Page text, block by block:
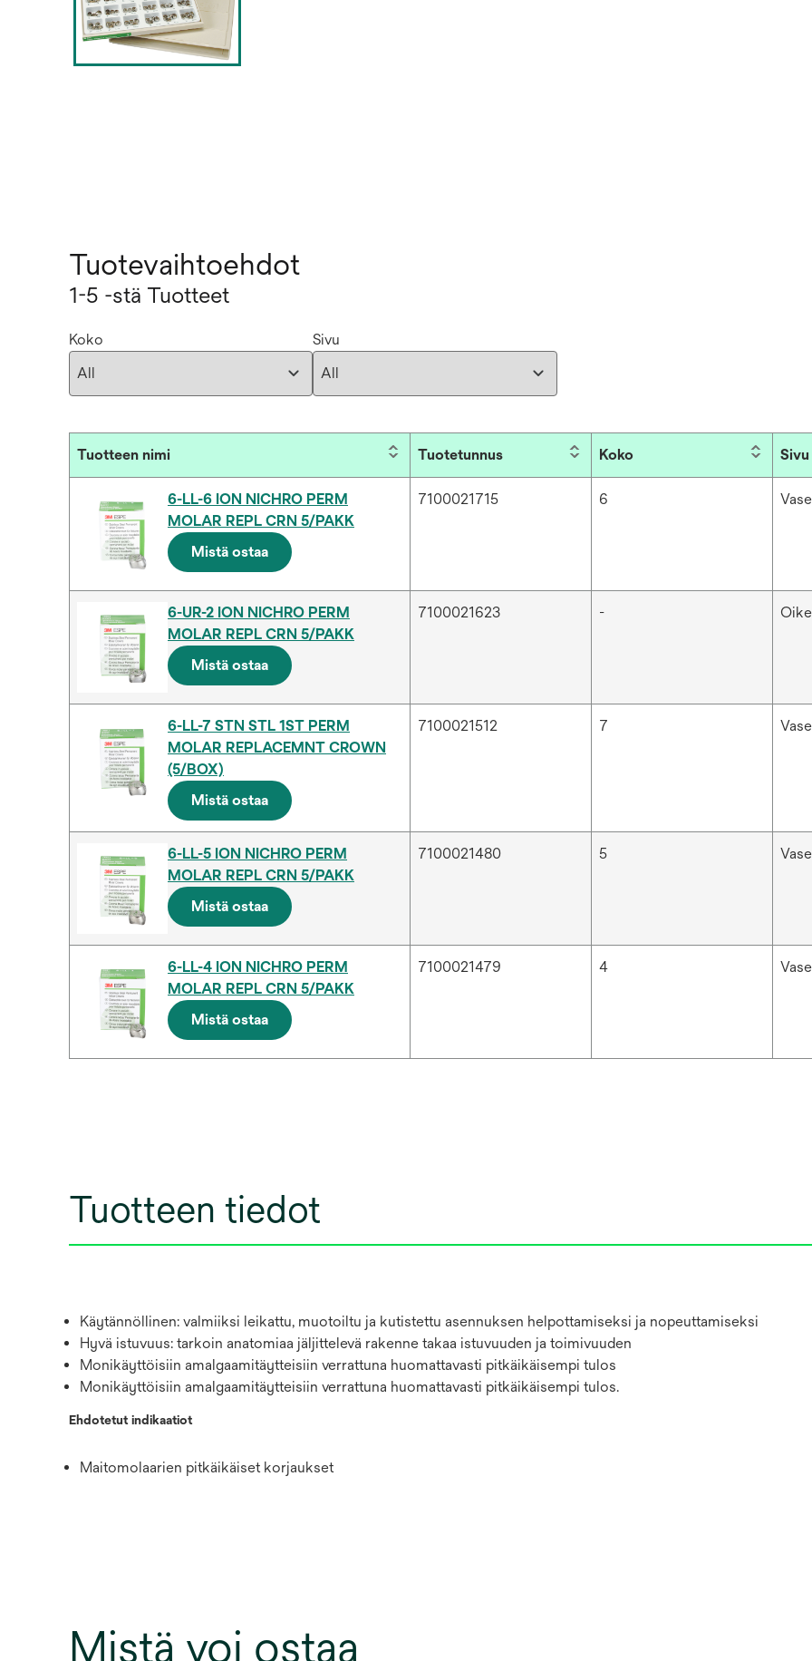
Tuotevaihtoehdot
1-5 -stä Tuotteet
Koko Sivu
Tuotteen nimi Tuotetunnus Koko Sivu
6-LL-6 ION NICHRO PERM
MOLAR REPL CRN 5/PAKK
Mistä ostaa
7100021715 6
6-UR-2 ION NICHRO PERM
MOLAR REPL CRN 5/PAKK
Mistä ostaa
7100021623 -
6-LL-7 STN STL 1ST PERM
MOLAR REPLACEMNT CROWN
(5/BOX)
Mistä ostaa
7100021512 7
6-LL-5 ION NICHRO PERM
MOLAR REPL CRN 5/PAKK
Mistä ostaa
7100021480 5
6-LL-4 ION NICHRO PERM
MOLAR REPL CRN 5/PAKK
Mistä ostaa
7100021479 4
Tuotteen tiedot
Käytännöllinen: valmiiksi leikattu, muotoiltu ja kutistettu asennuksen helpottamiseksi ja nopeuttamiseksi
Hyvä istuvuus: tarkoin anatomiaa jäljittelevä rakenne takaa istuvuuden ja toimivuuden
Monikäyttöisiin amalgaamitäytteisiin verrattuna huomattavasti pitkäikäisempi tulos
Monikäyttöisiin amalgaamitäytteisiin verrattuna huomattavasti pitkäikäisempi tulos.
Ehdotetut indikaatiot
Maitomolaarien pitkäikäiset korjaukset
Mistä voi ostaa